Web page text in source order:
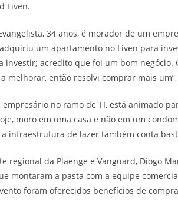
Liven.
34 anos, é morador de um
um apartamento no Liven para
investir; acredito que foi um bom negócio.
melhorar, então resolvi comprar mais
empresário no ramo de TI, está animado
moro em uma casa e não em um
infraestrutura de lazer também conta
regional da Plaenge e Vanguard, Diogo
montaram a pasta com a equipe
foram oferecidos benefícios de